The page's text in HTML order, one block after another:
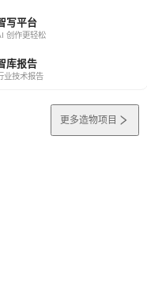
写平台
创作更轻松
库报告
业技术报告
更多造物项目